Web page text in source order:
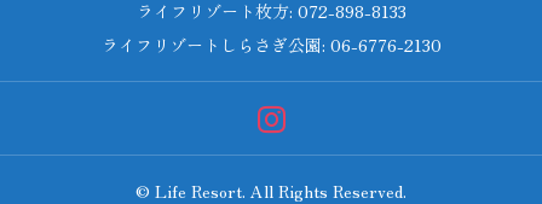
ライフリゾート枚方: 072-898-8133
ライフリゾートしらさぎ公園: 06-6776-2130
© Life Resort. All Rights Reserved.